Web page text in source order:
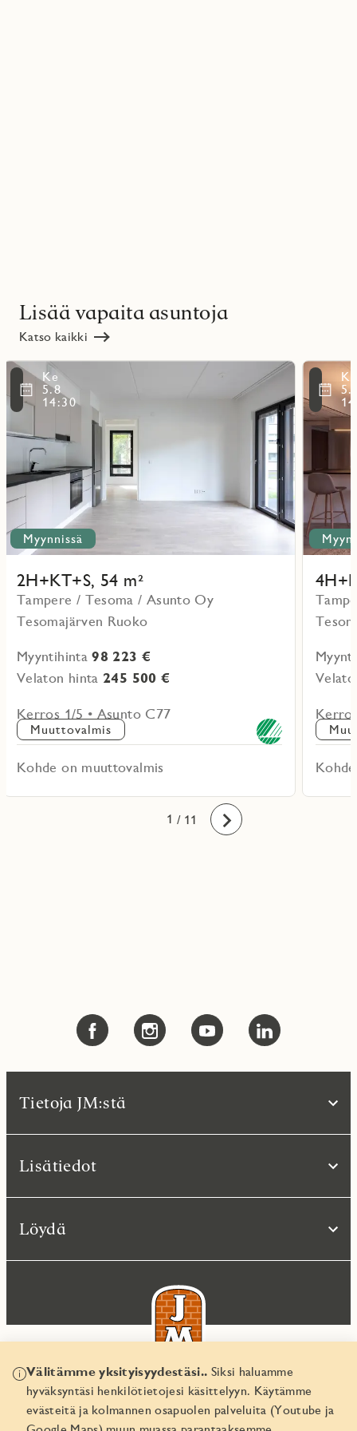
Lisää vapaita asuntoja
Katso kaikki
Myynnissä
2H+KT+S, 54 m²
Tampere / Tesoma / Asunto Oy
Tesomajärven Ruoko
Myyntihinta98 223 €
Velaton hinta 245 500 €
Kerros 1/5 • Asunto C77
Muuttovalmis
Kohde on muuttovalmis
Ke
5.8
14:30
Lue
lisää
kohteesta
Lue
lisää
kohteesta
1
2
3
4
5
6
7
8
9
10
11 / 11 Eteenpäin
Välitämme yksityisyydestäsi.. Siksi haluamme
hyväksyntäsi henkilötietojesi käsittelyyn. Käytämme
evästeitä ja kolmannen osapuolen palveluita (Youtube ja
Tietoja JM:stä
Lisätiedot
Löydä
© JM Suomi OY 2026
Yritystunnus 1974161-8